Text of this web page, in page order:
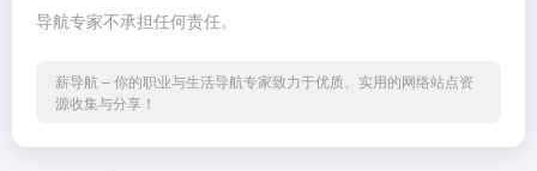
导航专家不承担任何责任。
薪导航 – 你的职业与生活导航专家致力于优质、实用的网络站点资
源收集与分享！